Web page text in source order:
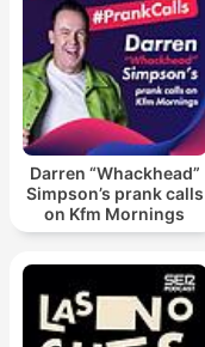
Darren “Whackhead”
Simpson’s prank calls
on Kfm Mornings